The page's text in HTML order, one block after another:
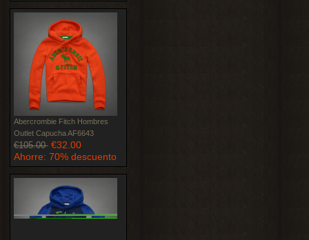
Abercrombie Fitch Hombres
Outlet Capucha AF6643
€105.00 €32.00
Ahorre: 70% descuento